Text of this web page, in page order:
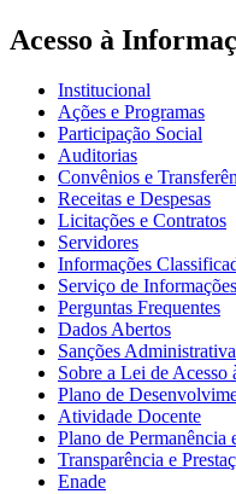
Acesso à
Institucional
Ações e Programas
Participação Social
Auditorias
Convênios e
Receitas e Despesas
Licitações e Contratos
Servidores
Informações
Serviço de
Perguntas Frequentes
Dados Abertos
Sanções
Sobre a Lei de Acesso
Plano de
Atividade Docente
Plano de Permanência
Transparência e
Enade